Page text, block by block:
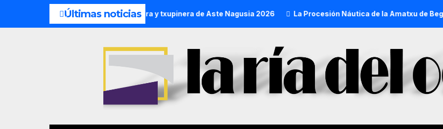
Últimas noticias
oficial de la pregonera y txupinera de Aste Nagusia 2026 La Procesión Náutica de la Amatxu de Begoña